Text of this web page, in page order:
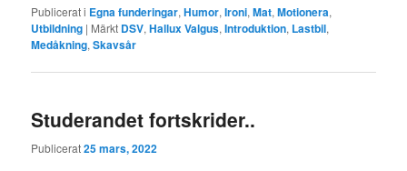
Publicerat i Egna funderingar,Humor,Ironi,Mat,Motionera,
Utbildning | Märkt DSV,Hallux Valgus,Introduktion, Lastbil,
Medåkning,Skavsår
Studerandet fortskrider..
Publicerat25 mars, 2022